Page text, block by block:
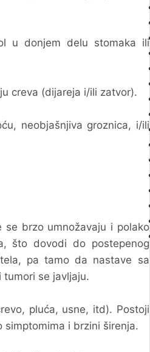
u donjem delu stomaka ili
creva (dijareja i/ili zatvor).
neobjašnjiva groznica, i/ili
se brzo umnožavaju i polako
što dovodi do postepenog
pa tamo da nastave sa
se javljaju.
pluća, usne, itd). Postoji
i brzini širenja.